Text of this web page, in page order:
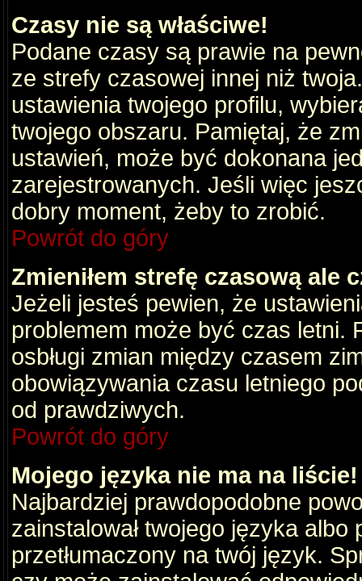
Czasy nie są właściwe!
Podane czasy są prawie na
ze strefy czasowej innej niż
ustawienia twojego profilu,
twojego obszaru. Pamiętaj, że
ustawień, może być dokonana
zarejestrowanych. Jeśli więc
dobry moment, żeby to zrobić.
Powrót do góry
Zmieniłem strefę czasową ale
Jeżeli jesteś pewien, że
problemem może być czas letni.
osbługi zmian między czasem
obowiązywania czasu letniego
od prawdziwych.
Powrót do góry
Mojego języka nie ma na liście!
Najbardziej prawdopodobne
zainstalował twojego języka albo
przetłumaczony na twój język.